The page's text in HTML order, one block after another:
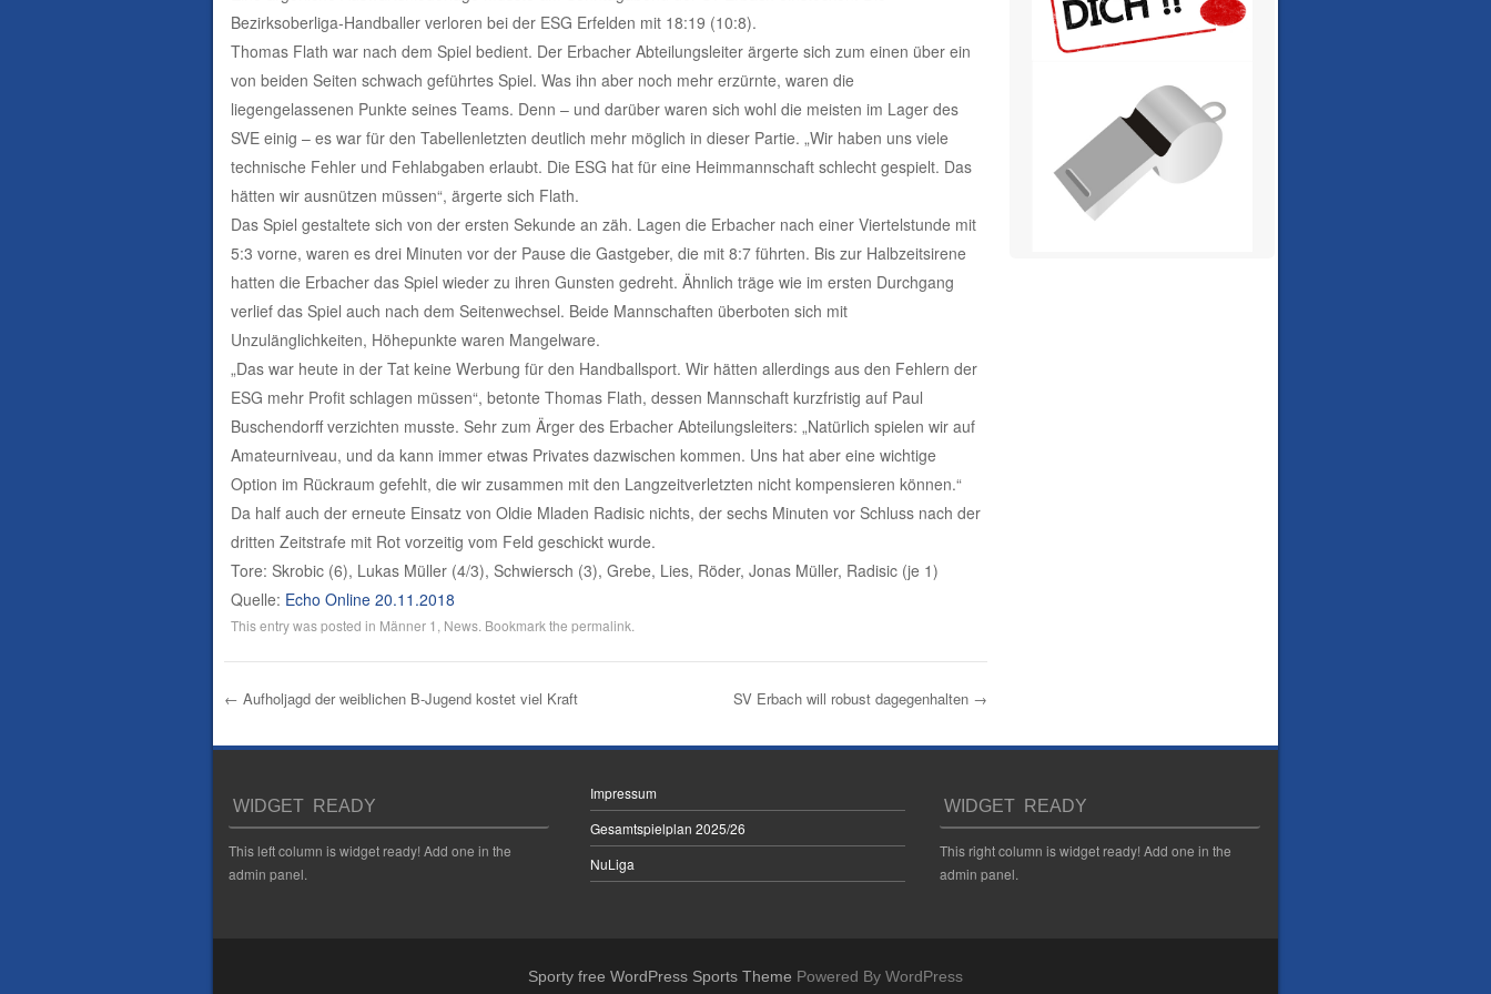
Bezirksoberliga-Handballer verloren bei der ESG Erfelden mit 18:19 (10:8).
Thomas Flath war nach dem Spiel bedient. Der Erbacher Abteilungsleiter ärgerte sich zum einen über ein
von beiden Seiten schwach geführtes Spiel. Was ihn aber noch mehr erzürnte, waren die
liegengelassenen Punkte seines Teams. Denn – und darüber waren sich wohl die meisten im Lager des
SVE einig – es war für den Tabellenletzten deutlich mehr möglich in dieser Partie. „Wir haben uns viele
technische Fehler und Fehlabgaben erlaubt. Die ESG hat für eine Heimmannschaft schlecht gespielt. Das
hätten wir ausnützen müssen“, ärgerte sich Flath.
Das Spiel gestaltete sich von der ersten Sekunde an zäh. Lagen die Erbacher nach einer Viertelstunde mit
5:3 vorne, waren es drei Minuten vor der Pause die Gastgeber, die mit 8:7 führten. Bis zur Halbzeitsirene
hatten die Erbacher das Spiel wieder zu ihren Gunsten gedreht. Ähnlich träge wie im ersten Durchgang
verlief das Spiel auch nach dem Seitenwechsel. Beide Mannschaften überboten sich mit
Unzulänglichkeiten, Höhepunkte waren Mangelware.
„Das war heute in der Tat keine Werbung für den Handballsport. Wir hätten allerdings aus den Fehlern der
ESG mehr Profit schlagen müssen“, betonte Thomas Flath, dessen Mannschaft kurzfristig auf Paul
Buschendorff verzichten musste. Sehr zum Ärger des Erbacher Abteilungsleiters: „Natürlich spielen wir auf
Amateurniveau, und da kann immer etwas Privates dazwischen kommen. Uns hat aber eine wichtige
Option im Rückraum gefehlt, die wir zusammen mit den Langzeitverletzten nicht kompensieren können.“
Da half auch der erneute Einsatz von Oldie Mladen Radisic nichts, der sechs Minuten vor Schluss nach der
dritten Zeitstrafe mit Rot vorzeitig vom Feld geschickt wurde.
Tore: Skrobic (6), Lukas Müller (4/3), Schwiersch (3), Grebe, Lies, Röder, Jonas Müller, Radisic (je 1)
Quelle: Echo Online 20.11.2018
This entry was posted in Männer 1 News. Bookmark the permalink
Post navigation
← Aufholjagd der weiblichen B-Jugend kostet viel Kraft SV Erbach will robust dagegenhalten →
WIDGET READY
This left column is widget ready! Add one in the
admin panel.
Impressum
Gesamtspielplan 2025/26
NuLiga
WIDGET READY
This right column is widget ready! Add one in the
admin panel.
Sporty free WordPress Sports Theme Powered By WordPress